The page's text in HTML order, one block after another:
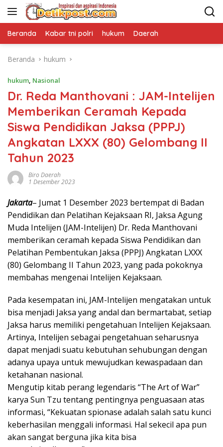
Langsung
Beranda Kabar tni polri hukum Daerah
Beranda hukum
hukum, Nasional
Dr. Reda Manthovani : JAM-Intelijen
Memberikan Ceramah Kepada
Siswa Pendidikan Jaksa (PPPJ)
Angkatan LXXX (80) Gelombang II
Tahun 2023
Biro Daerah
1 Desember 2023
Jakarta– Jumat 1 Desember 2023 bertempat di Badan
Pendidikan dan Pelatihan Kejaksaan RI, Jaksa Agung
Muda Intelijen (JAM-Intelijen) Dr. Reda Manthovani
memberikan ceramah kepada Siswa Pendidikan dan
Pelatihan Pembentukan Jaksa (PPPJ) Angkatan LXXX
(80) Gelombang II Tahun 2023, yang pada pokoknya
membahas mengenai Intelijen Kejaksaan.
Pada kesempatan ini, JAM-Intelijen mengatakan untuk
bisa menjadi Jaksa yang andal dan bermartabat, setiap
Jaksa harus memiliki pengetahuan Intelijen Kejaksaan.
Artinya, Intelijen sebagai pengetahuan seharusnya
dapat menjadi suatu kebutuhan sehubungan dengan
adanya upaya untuk mewujudkan kewaspadaan dan
ketahanan nasional.
Mengutip kitab perang legendaris “The Art of War”
karya Sun Tzu tentang pentingnya penguasaan atas
informasi, “Kekuatan spionase adalah salah satu kunci
keberhasilan menggali informasi. Hal sekecil apa pun
akan sangat berguna jika kita bisa